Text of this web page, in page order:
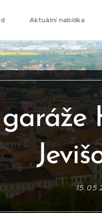
Aktuální nabídka